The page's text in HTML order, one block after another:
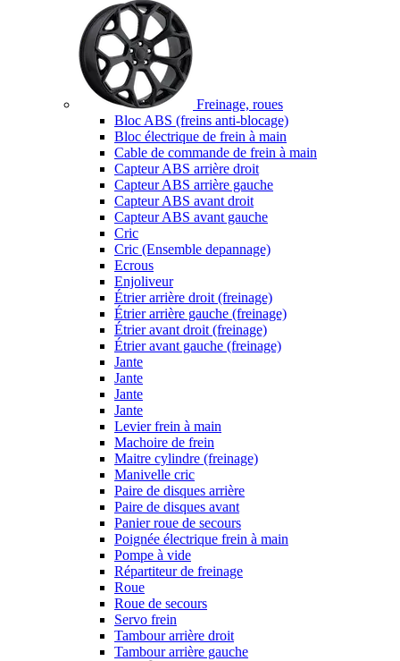
Freinage, roues
Bloc ABS (freins anti-blocage)
Bloc électrique de frein à main
Cable de commande de frein à main
Capteur ABS arrière droit
Capteur ABS arrière gauche
Capteur ABS avant droit
Capteur ABS avant gauche
Cric
Cric (Ensemble depannage)
Ecrous
Enjoliveur
Étrier arrière droit (freinage)
Étrier arrière gauche (freinage)
Étrier avant droit (freinage)
Étrier avant gauche (freinage)
Jante
Jante
Jante
Jante
Levier frein à main
Machoire de frein
Maitre cylindre (freinage)
Manivelle cric
Paire de disques arrière
Paire de disques avant
Panier roue de secours
Poignée électrique frein à main
Pompe à vide
Répartiteur de freinage
Roue
Roue de secours
Servo frein
Tambour arrière droit
Tambour arrière gauche